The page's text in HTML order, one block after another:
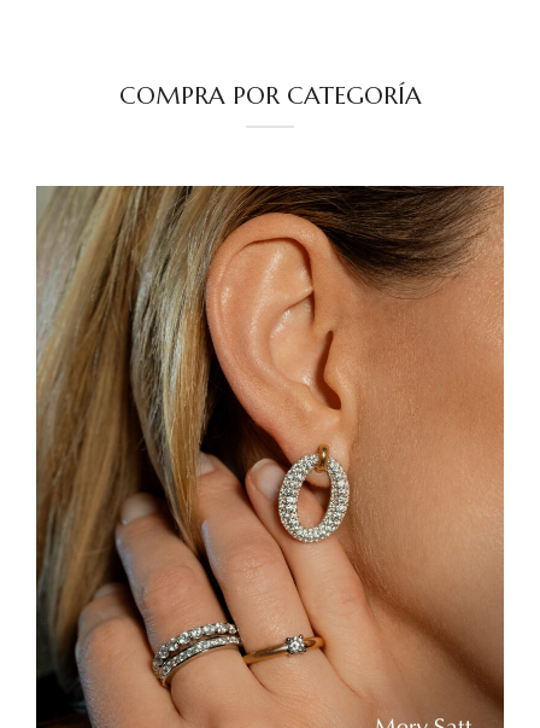
COMPRA POR CATEGORÍA